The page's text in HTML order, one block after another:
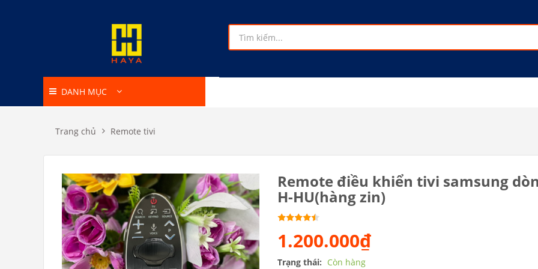
DANH MỤC
Trang chủ Remote tivi
Remote điều khiển tivi samsung
H-HU(hàng zin)
1.200.000₫
Trạng thái: Còn hàng